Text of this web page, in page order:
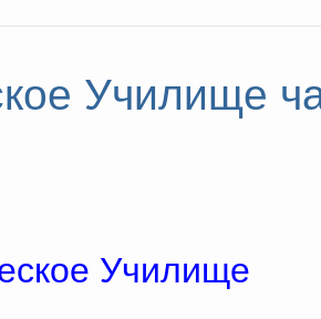
Училище
Училище